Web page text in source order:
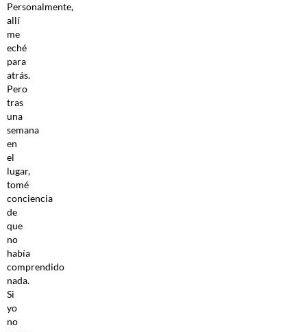
Personalmente,
allí
me
eché
para
atrás.
Pero
tras
una
semana
en
el
lugar,
tomé
conciencia
de
que
no
había
comprendido
nada.
Si
yo
no